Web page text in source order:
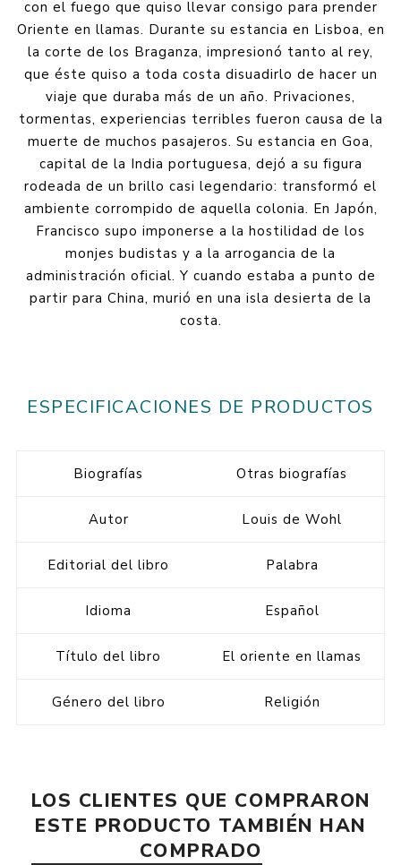
con el fuego que quiso llevar consigo para prender
Oriente en llamas. Durante su estancia en Lisboa, en
la corte de los Braganza, impresionó tanto al rey,
que éste quiso a toda costa disuadirlo de hacer un
viaje que duraba más de un año. Privaciones,
tormentas, experiencias terribles fueron causa de la
muerte de muchos pasajeros. Su estancia en Goa,
capital de la India portuguesa, dejó a su figura
rodeada de un brillo casi legendario: transformó el
ambiente corrompido de aquella colonia. En Japón,
Francisco supo imponerse a la hostilidad de los
monjes budistas y a la arrogancia de la
administración oficial. Y cuando estaba a punto de
partir para China, murió en una isla desierta de la
costa.
ESPECIFICACIONES DE PRODUCTOS
Biografías Otras biografías
Autor Louis de Wohl
Editorial del libro Palabra
Idioma Español
Título del libro El oriente en llamas
Género del libro Religión
LOS CLIENTES QUE COMPRARON
ESTE PRODUCTO TAMBIÉN HAN
COMPRADO